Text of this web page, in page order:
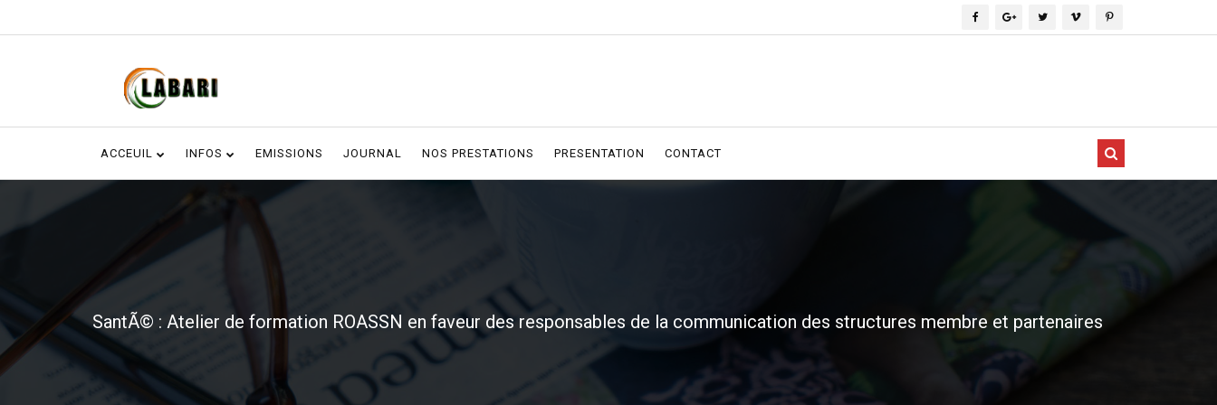
ACCEUIL INFOS EMISSIONS JOURNAL NOS PRESTATIONS PRESENTATION CONTACT
SantÃ© : Atelier de formation ROASSN en faveur des responsables de la communication des structures membre et partenaires